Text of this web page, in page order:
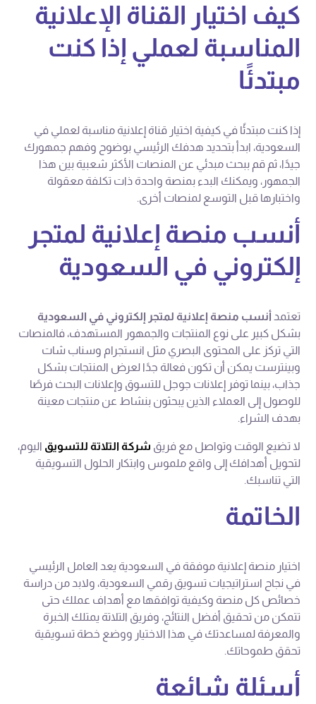
كيف اختيار القناة الإعلانية
المناسبة لعملي إذا كنت
مبتدئًا
إذا كنت مبتدئًا في كيفية اختيار قناة إعلانية مناسبة لعملي في
السعودية، ابدأ بتحديد هدفك الرئيسي بوضوح وفهم جمهورك
جيدًا، ثم قم ببحث مبدئي عن المنصات الأكثر شعبية بين هذا
الجمهور، ويمكنك البدء بمنصة واحدة ذات تكلفة معقولة
واختبارها قبل التوسع لمنصات أخرى.
أنسب منصة إعلانية لمتجر
إلكتروني في السعودية
تعتمد أنسب منصة إعلانية لمتجر إلكتروني في السعودية
بشكل كبير على نوع المنتجات والجمهور المستهدف، فالمنصات
التي تركز على المحتوى البصري مثل انستجرام وسناب شات
وبينترست يمكن أن تكون فعالة جدًا لعرض المنتجات بشكل
جذاب، بينما توفر إعلانات جوجل للتسوق وإعلانات البحث فرصًا
للوصول إلى العملاء الذين يبحثون بنشاط عن منتجات معينة
بهدف الشراء.
لا تضيع الوقت وتواصل مع فريق شركة التلاتة للتسويق اليوم،
لتحويل أهدافك إلى واقع ملموس وابتكار الحلول التسويقية
التي تناسبك.
الخاتمة
اختيار منصة إعلانية موفقة في السعودية يعد العامل الرئيسي
في نجاح استراتيجيات تسويق رقمي السعودية، ولابد من دراسة
خصائص كل منصة وكيفية توافقها مع أهداف عملك حتى
تتمكن من تحقيق أفضل النتائج، وفريق التلاتة يمتلك الخبرة
والمعرفة لمساعدتك في هذا الاختيار ووضع خطة تسويقية
تحقق طموحاتك.
أسئلة شائعة